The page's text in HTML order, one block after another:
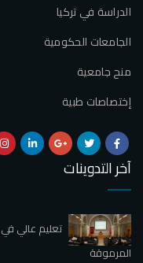
الدراسة في تركيا
الجامعات الحكومية
منح جامعية
إختصاصات طبية
آخر التدوينات
تعليم عالي في
المرموقة